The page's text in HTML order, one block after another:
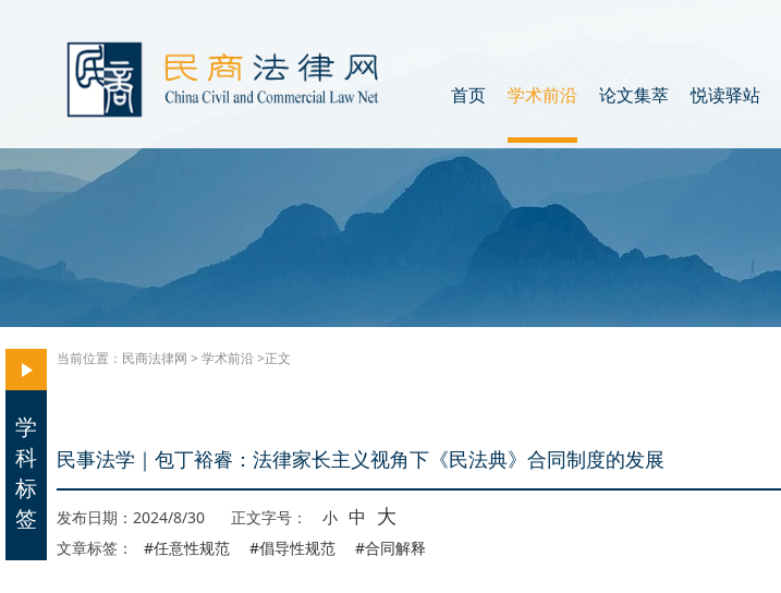
首页 学术前沿 论文集萃 悦读驿站
当前位置： 民商法律网 > 学术前沿>正文
民事法学｜包丁裕睿：法律家长主义视角下《民法典》合同制度的发展
发布日期：2024/8/30 正文字号： 小 中 大
文章标签： #任意性规范 #倡导性规范 #合同解释
学
科
标
签